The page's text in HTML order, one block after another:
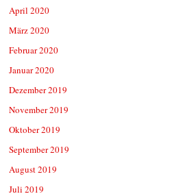
April 2020
März 2020
Februar 2020
Januar 2020
Dezember 2019
November 2019
Oktober 2019
September 2019
August 2019
Juli 2019